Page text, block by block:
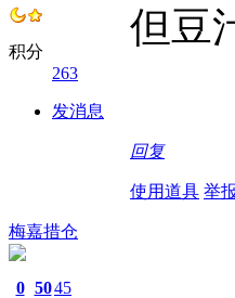
积分
263
发消息
但豆
回复
使用道具 举
梅嘉措仓
0 5045